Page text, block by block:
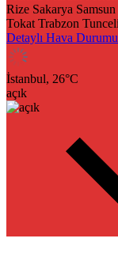
Rize Sakarya Samsun
Tokat Trabzon Tunceli
Detaylı Hava Durumu
İstanbul, 26°C
açık